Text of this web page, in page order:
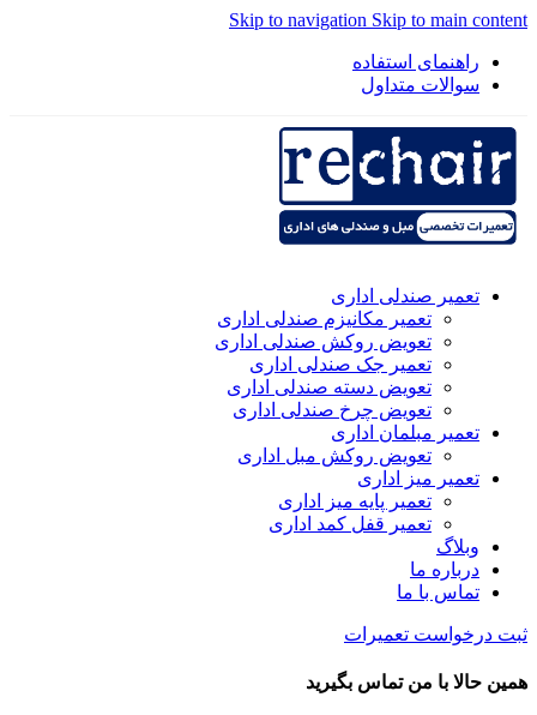
Skip to navigation Skip to main content
راهنمای استفاده
سوالات متداول
تعمیر صندلی اداری
تعمیر مکانیزم صندلی اداری
تعویض روکش صندلی اداری
تعمیر جک صندلی اداری
تعویض دسته صندلی اداری
تعویض چرخ صندلی اداری
تعمیر مبلمان اداری
تعویض روکش مبل اداری
تعمیر میز اداری
تعمیر پایه میز اداری
تعمیر قفل کمد اداری
وبلاگ
درباره ما
تماس با ما
ثبت درخواست تعمیرات
همین حالا با من تماس بگیرید